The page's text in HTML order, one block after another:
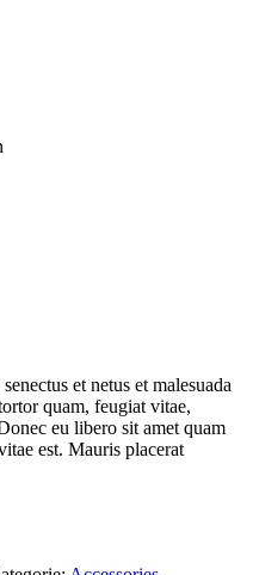
et netus et malesuada
quam, feugiat vitae,
eu libero sit amet quam
est. Mauris placerat